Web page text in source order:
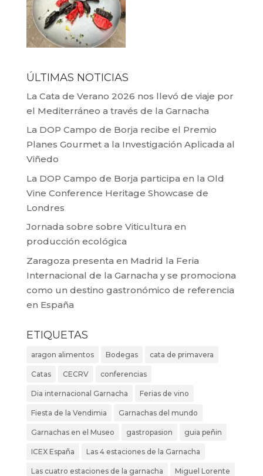
ÚLTIMAS NOTICIAS
La Cata de Verano 2026 nos llevó de viaje por
el Mediterráneo a través de la Garnacha
La DOP Campo de Borja recibe el Premio
Planes Gourmet a la Investigación Aplicada al
Viñedo
La DOP Campo de Borja participa en la Old
Vine Conference Heritage Showcase de
Londres
Jornada sobre sobre Viticultura en
producción ecológica
Zaragoza presenta en Madrid la Feria
Internacional de la Garnacha y se promociona
como un destino gastronómico de referencia
en España
ETIQUETAS
aragon alimentos Bodegas cata de primavera
Catas CECRV conferencias
Dia internacional Garnacha Ferias de vino
Fiesta de la Vendimia Garnachas del mundo
Garnachas en el Museo gastropasion guia peñin
ICEX España Las 4 estaciones de la Garnacha
Las cuatro estaciones de la garnacha Miguel Lorente